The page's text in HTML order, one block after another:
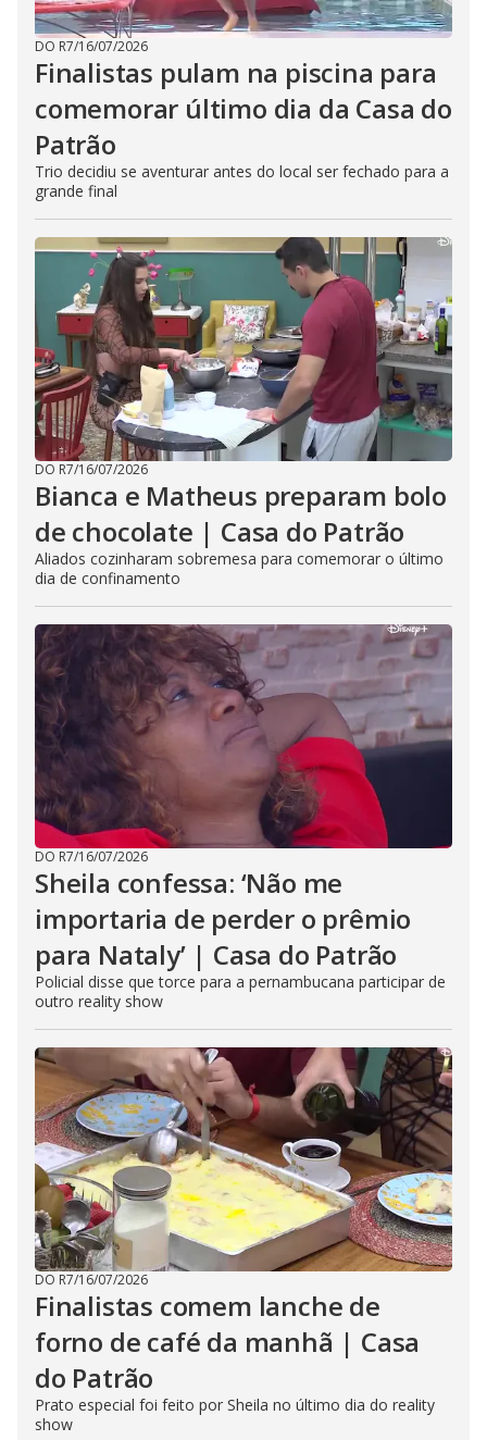
DO R7/16/07/2026
Finalistas pulam na piscina para
comemorar último dia da Casa do
Patrão
Trio decidiu se aventurar antes do local ser fechado para a
grande final
DO R7/16/07/2026
Bianca e Matheus preparam bolo
de chocolate | Casa do Patrão
Aliados cozinharam sobremesa para comemorar o último
dia de confinamento
DO R7/16/07/2026
Sheila confessa: ‘Não me
importaria de perder o prêmio
para Nataly’ | Casa do Patrão
Policial disse que torce para a pernambucana participar de
outro reality show
DO R7/16/07/2026
Finalistas comem lanche de
forno de café da manhã | Casa
do Patrão
Prato especial foi feito por Sheila no último dia do reality
show